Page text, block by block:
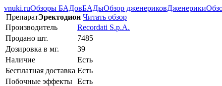
vnuki.ruОбзоры БАДовБАДыОбзор дженериковДженерики
ПрепаратЭректодион Читать обзор
Производитель
Recordati S.p.A.
Продано шт.
7485
Дозировка в мг.
39
Наличие
Есть
Бесплатная доставка Есть
Побочные эффекты Есть